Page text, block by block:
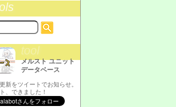
tool
メルスト ユニット
データベース
新をツイートでお知らせ。
、できました！